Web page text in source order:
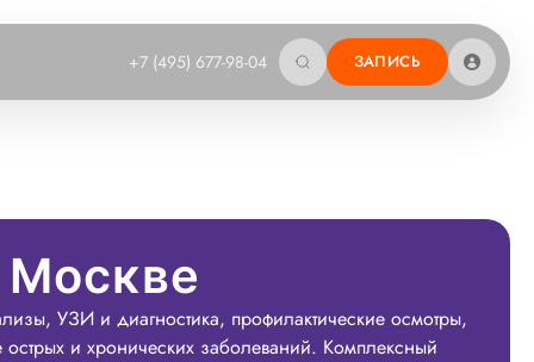
+7 (495) 677-98-04 ЗАПИСЬ
Москве
УЗИ и диагностика, профилактические осмотры,
и хронических заболеваний. Комплексный